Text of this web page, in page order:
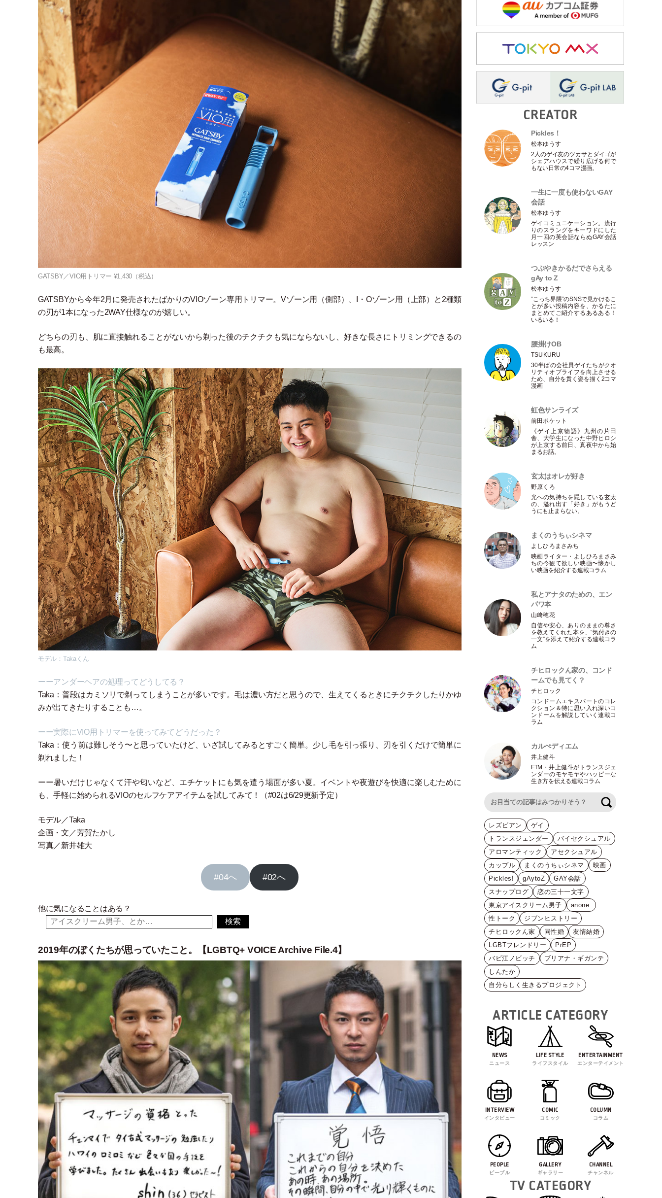
GATSBY／VIO用トリマー ¥1,430（税込）
GATSBYから今年2月に発売されたばかりのVIOゾーン専用トリマー。Vゾーン用 （側部） ・ Oゾーン用 （ 上部）
と2種類
の刃が1本になった2WAY仕様なのが嬉しい。
どちらの刃も、肌に直接触れることがないから剃った後のチクチクも気にならないし、好きな長さにトリミングできるの
も最高。
モデル：Takaくん
ーーアンダーヘアの処理ってどうしてる？
Taka：普段はカミソリで剃ってしまうことが多いです。毛は濃い方だと思うので、生えてくるときにチクチクしたりかゆ
みが出てきたりすることも…。
ーー実際にVIO用トリマーを使ってみてどうだった？
Taka：使う前は難しそう〜と思っていたけど、いざ試してみるとすごく簡単。少し毛を引っ張り、刃を引くだけで簡単に
剃れました！
ーー暑いだけじゃなくて汗や匂いなど、エチケットにも気を遣う場面が多い夏。イベントや夜遊びを快適に楽しむために
も、手軽に始められるVIOのセルフケアアイテムを試してみて！
（#02は6/29更新予定）
モデル／Taka
企画・文／芳賀たかし
写真／新井雄大
#04へ #02へ
他に気になることはある？
検索
2019年のぼくたちが思っていたこと。【LGBTQ+ VOICE Archive File.4】
CREATOR
Pickles！
松本ゆうす
2人のゲイ友のツカサとダイゴが
シェアハウスで繰り広げる何で
もない日常の4コマ漫画。
一生に一度も使わないGAY
会話
松本ゆうす
ゲイコミュニケーション。流行
りのスラングをキーワドにした
月一回の英会話ならぬGAY会話
レッスン
つぶやきかるだでさらえる
gAy to Z
松本ゆうす
“こっち界隈”のSNSで見かけるこ
とが多い投稿内容を、かるたに
まとめてご紹介するあるある！
いるいる！
腰掛けOB
TSUKURU
30半ばの会社員ゲイたちがクオ
リティオブライフを向上させる
ため、自分を貫く姿を描く2コマ
漫画
虹色サンライズ
前田ポケット
《ゲイ上京物語》九州の片田
舎、大学生になった中野ヒロシ
が上京する前日、真夜中から始
まるお話。
玄太はオレが好き
野原くろ
光への気持ちを隠している玄太
の、溢れ出す 「好き 」がもうど
うにも止まらない。
まくのうちぃシネマ
よしひろまさみち
映画ライター ・ よしひろまさみ
ちの今観て欲しい映画〜懐かし
い映画を紹介する連載コラム
私とアナタのための、エン
パワ本
山﨑穂花
自信や安心、ありのままの尊さ
を教えてくれた本を、“気付きの
一文”を添えて紹介する連載コラ
ム
チヒロックん家の、コンド
ームでも見てく？
チヒロック
コンドームエキスパートのコレ
クション＆特に思い入れ深いコ
ンドームを解説していく連載コ
ラム
カルぺディエム
井上健斗
FTM ・井上健斗がトランスジェ
ンダーのモヤモヤやハッピーな
生き方を伝える連載コラム
レズビアン
ゲイ
トランスジェンダー
バイセクシュアル
アロマンティック
アセクシュアル
カップル
まくのうちぃシネマ
映画
Pickles!
gAytoZ
GAY会話
スナップログ
恋の三十一文字
東京アイスクリーム男子
anone.
性トーク
ジブンヒストリー
チヒロックん家
同性婚
友情結婚
LGBTフレンドリー
PrEP
バビ江ノビッチ
ブリアナ・ギガンテ
しんたか
自分らしく生きるプロジェクト
ARTICLE CATEGORY
NEWS
ニュース
LIFE STYLE
ライフスタイル
ENTERTAINMENT
エンターテイメント
INTERVIEW
インタビュー
COMIC
コミック
COLUMN
コラム
PEOPLE
ピープル
GALLERY
ギャラリー
CHANNEL
チャンネル
TV CATEGORY